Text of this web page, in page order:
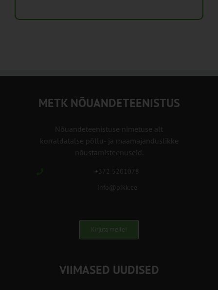
METK NÕUANDETEENISTUS
Nõuandeteenistuse nimetuse alt
korraldatalse põllu- ja maamajanduslikke
nõustamisteenuseid.
+372 5201078
info@pikk.ee
Kirjuta meile!
VIIMASED UUDISED